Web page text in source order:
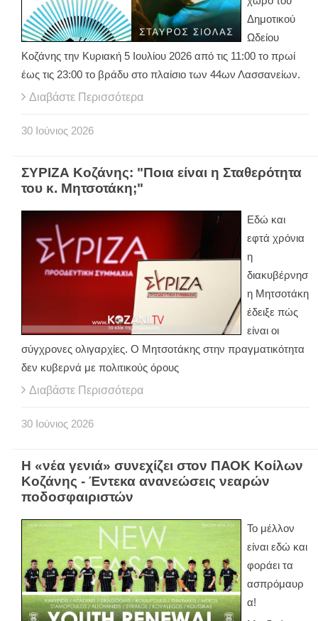
Δημοτικού
Ωδείου
Κοζάνης την Κυριακή 5 Ιουλίου 2026 από τις 11:00 το πρωί
έως τις 23:00 το βράδυ στο πλαίσιο των 44ων Λασσανείων.
Διαβάστε Περισσότερα
30 Ιούνιος 2026
ΣΥΡΙΖΑ Κοζάνης: "Ποια είναι η Σταθερότητα
του κ. Μητσοτάκη;"
Εδώ και
εφτά χρόνια
η
διακυβέρνησ
η Μητσοτάκη
έδειξε πώς
είναι οι
σύγχρονες ολιγαρχίες. Ο Μητσοτάκης στην πραγματικότητα
δεν κυβερνά με πολιτικούς όρους
Διαβάστε Περισσότερα
30 Ιούνιος 2026
Η «νέα γενιά» συνεχίζει στον ΠΑΟΚ Κοίλων
Κοζάνης - Έντεκα ανανεώσεις νεαρών
ποδοσφαιριστών
Το μέλλον
είναι εδώ και
φοράει τα
ασπρόμαυρ
α!